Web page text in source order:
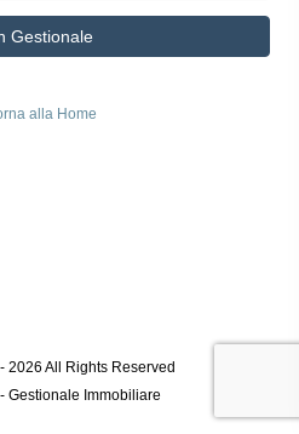
Gestionale
alla Home
2026 All Rights Reserved
Gestionale Immobiliare